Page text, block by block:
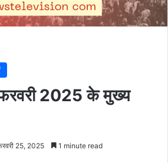
2025 के मुख्य
25, 2025 1 minute read